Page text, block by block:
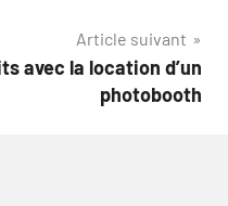
Article suivant
avec la location d’un
photobooth